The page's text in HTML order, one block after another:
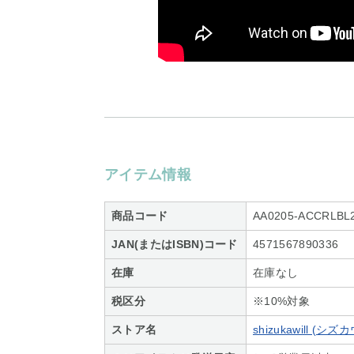
アイテム情報
商品コード AA0205-
JAN(またはISBN)コード 4571567890336
在庫 在庫なし
税区分 ※10%対象
ストア名 shizukawill (シズカ